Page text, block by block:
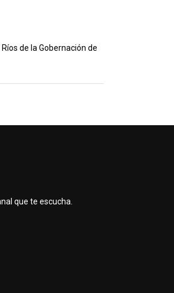
de la Gobernación de
que te escucha.